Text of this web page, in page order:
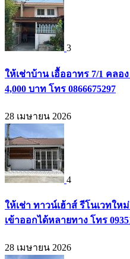
3
ให้เช่าบ้าน เอื้ออาทร 7/1 คล
4,000 บาท โทร 0866675297
28 เมษายน 2026
4
ให้เช่า ทาวน์เฮ้าส์ รีโนเวทใ
เข้าออกได้หลายทาง โทร
28 เมษายน 2026